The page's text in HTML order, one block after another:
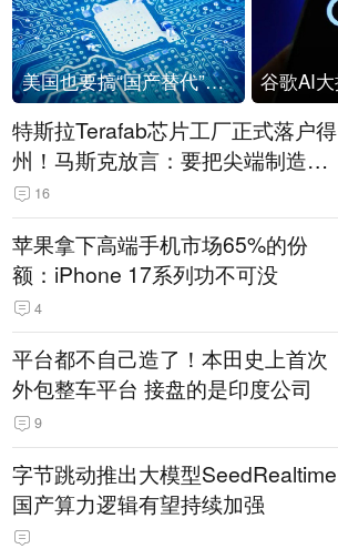
美国也要搞“国产替代”？先算清三笔账
特斯拉Terafab芯片工厂正式落户得
州！马斯克放言：要把尖端制造带
回美国
16
苹果拿下高端手机市场65%的份
额：iPhone 17系列功不可没
4
平台都不自己造了！本田史上首次
外包整车平台 接盘的是印度公司
9
字节跳动推出大模型SeedRealtime
国产算力逻辑有望持续加强